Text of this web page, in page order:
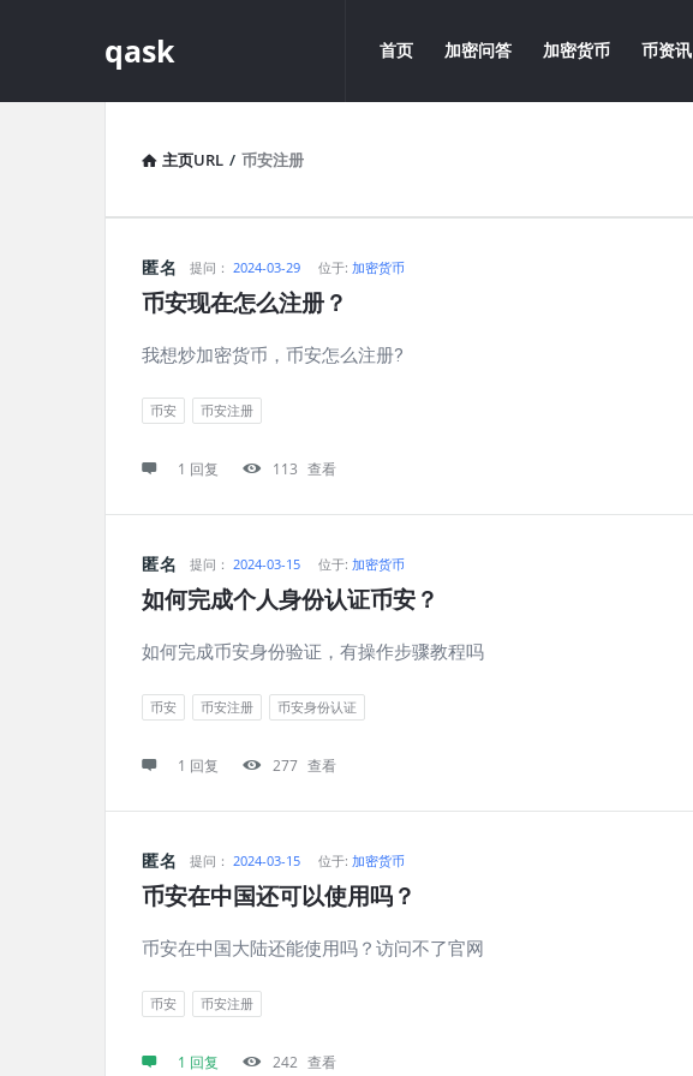
qask
导
航
首页 加密问答 加密货币 币资讯
主页URL / 币安注册
qask
最
新
问
题
匿名 提问： 2024-03-29 位于: 加密货币
币安现在怎么注册？
我想炒加密货币，币安怎么注册?
币安 币安注册
1 回复 113 查看
匿名 提问： 2024-03-15 位于: 加密货币
如何完成个人身份认证币安？
如何完成币安身份验证，有操作步骤教程吗
币安 币安注册 币安身份认证
1 回复 277 查看
匿名 提问： 2024-03-15 位于: 加密货币
币安在中国还可以使用吗？
币安在中国大陆还能使用吗？访问不了官网
币安 币安注册
1 回复 242 查看